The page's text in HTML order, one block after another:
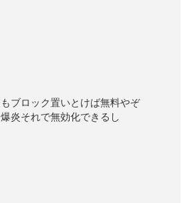
ブロック置いとけば無料やぞ
炎それで無効化できるし